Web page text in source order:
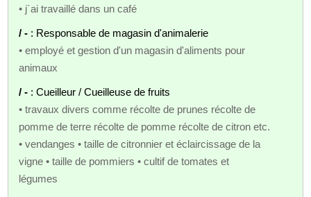
• j´ai travaillé dans un café
/ - : Responsable de magasin d'animalerie
• employé et gestion d'un magasin d'aliments pour
animaux
/ - : Cueilleur / Cueilleuse de fruits
• travaux divers comme récolte de prunes récolte de
pomme de terre récolte de pomme récolte de citron etc.
• vendanges • taille de citronnier et éclaircissage de la
vigne • taille de pommiers • cultif de tomates et
légumes